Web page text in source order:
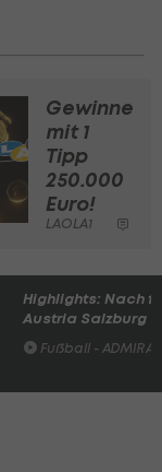
Gewinne
mit 1
Tipp
250.000
Euro!
LAOLA1
Highlights: Nach
Austria Salzburg
Fußball -